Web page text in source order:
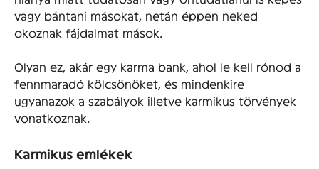
vagy bántani másokat, netán éppen neked
okoznak fájdalmat mások.
Olyan ez, akár egy karma bank, ahol le kell rónod a
fennmaradó kölcsönöket, és mindenkire
ugyanazok a szabályok illetve karmikus törvények
vonatkoznak.
Karmikus emlékek